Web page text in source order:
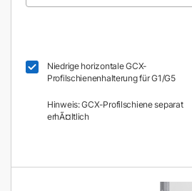
Niedrige horizontale GCX-
Profilschienenhalterung für G1/G5
Hinweis: GCX-Profilschiene separat
erhÃ¤ltlich